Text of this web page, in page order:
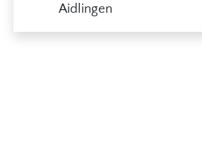
Aidlingen